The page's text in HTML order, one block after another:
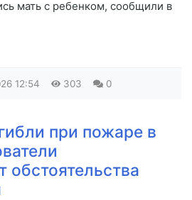
мать с ребенком, сообщили в
12:54 303 0
при пожаре в
обстоятельства